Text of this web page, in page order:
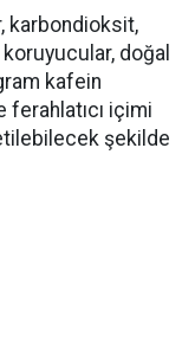
karbondioksit,
doğal
kafein
ferahlatıcı içimi
şekilde